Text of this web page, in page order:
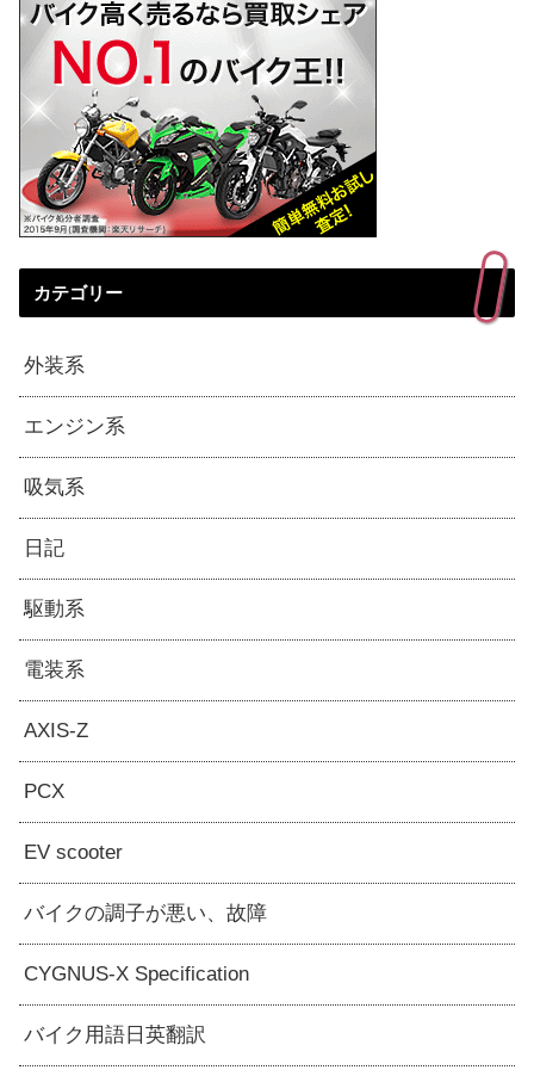
カテゴリー
外装系
エンジン系
吸気系
日記
駆動系
電装系
AXIS-Z
PCX
EV scooter
バイクの調子が悪い、故障
CYGNUS-X Specification
バイク用語日英翻訳